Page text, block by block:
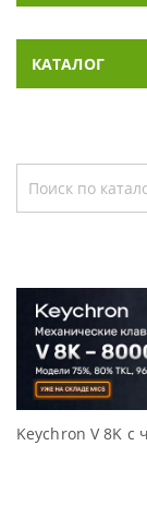
КАТАЛОГ
опроса